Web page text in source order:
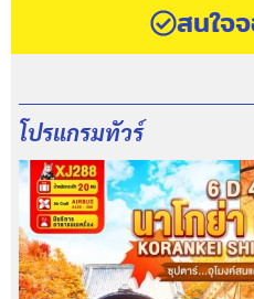
สนใจ
โปรแกรมทัวร์